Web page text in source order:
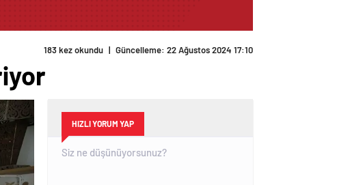
183 kez okundu | Güncelleme: 22 Ağustos 2024 17:10
HIZLI YORUM YAP